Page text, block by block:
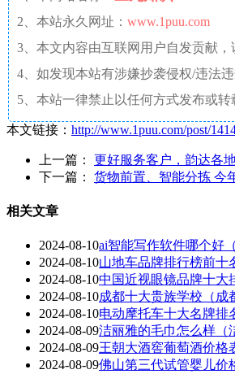
2、本站永久网址： www.1puu.com
3、本文内容由互联网用户自发贡献
4、如发现本站有涉嫌抄袭侵权/违法
5、本站一律禁止以任何方式发布或
本文链接： http://www.1puu.com/post/
上一篇： 更好服务客户，韵达各
下一篇： 货物前置、智能分拣 今
相关文章
2024-08-10ai智能写作软件哪个好
2024-08-10山地车品牌排行榜前十
2024-08-10中国近视眼镜品牌十大
2024-08-10成都十大贵族学校（成
2024-08-10电动摩托车十大名牌排
2024-08-09洁丽雅的毛巾怎么样（
2024-08-09王朝大酒窖葡萄酒价格
2024-08-09佛山第三代试管婴儿价